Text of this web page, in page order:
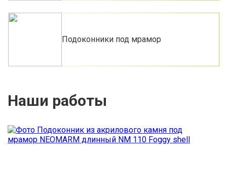
Подоконники под мрамор
Наши работы